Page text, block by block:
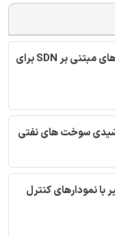
ترجمه مقاله امنیت انتقال داده های مبتنی بر SDN برای
سوخت های نفتی
نمودارهای کنترل